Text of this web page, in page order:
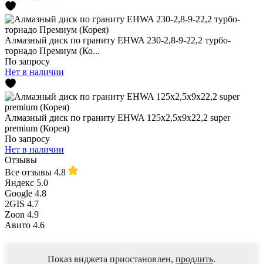
Алмазный диск по граниту EHWA 230-2,8-9-22,2 турбо-
торнадо Премиум (Ко...
По запросу
Нет в наличии
Алмазный диск по граниту EHWA 125х2,5х9х22,2 super
premium (Корея)
По запросу
Нет в наличии
Отзывы
Все отзывы 4.8
Яндекс 5.0
Google 4.8
2GIS 4.7
Zoon 4.9
Авито 4.6
Показ виджета приостановлен, продлить.